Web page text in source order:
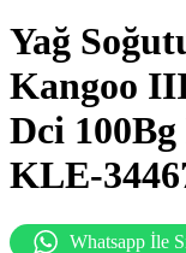
Yağ
Kangoo
Dci
KLE-
Whatsapp İle